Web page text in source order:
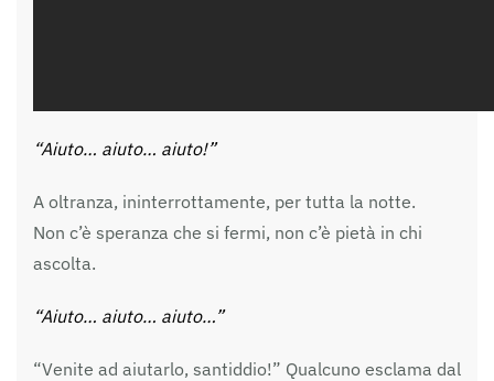
“Aiuto… aiuto… aiuto!”
A oltranza, ininterrottamente, per tutta la notte.
Non c’è speranza che si fermi, non c’è pietà in chi
ascolta.
“Aiuto… aiuto… aiuto…”
“Venite ad aiutarlo, santiddio!” Qualcuno esclama dal